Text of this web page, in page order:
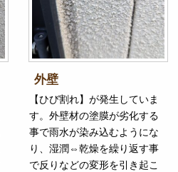
外壁
【ひび割れ】が発生していま
す。外壁材の塗膜が劣化する
事で雨水が染み込むようにな
り、湿潤⇔乾燥を繰り返す事
で反りなどの変形を引き起こ